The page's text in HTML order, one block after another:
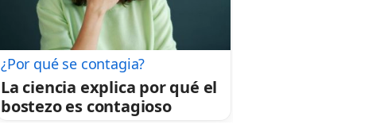
¿Por qué se contagia?
La ciencia explica por qué el
bostezo es contagioso